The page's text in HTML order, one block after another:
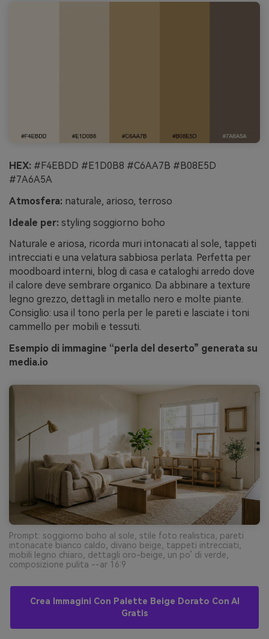
HEX: #F4EBDD #E1D0B8 #C6AA7B #B08E5D
#7A6A5A
Atmosfera: naturale, arioso, terroso
Ideale per: styling soggiorno boho
Naturale e ariosa, ricorda muri intonacati al sole, tappeti
intrecciati e una velatura sabbiosa perlata. Perfetta per
moodboard interni, blog di casa e cataloghi arredo dove
il calore deve sembrare organico. Da abbinare a texture
legno grezzo, dettagli in metallo nero e molte piante.
Consiglio: usa il tono perla per le pareti e lasciate i toni
cammello per mobili e tessuti.
Esempio di immagine “perla del deserto” generata su
media.io
Prompt: soggiorno boho al sole, stile foto realistica, pareti
intonacate bianco caldo, divano beige, tappeti intrecciati,
mobili legno chiaro, dettagli oro-beige, un po’ di verde,
composizione pulita --ar 16:9
Crea Immagini Con Palette Beige Dorato Con AI
Gratis